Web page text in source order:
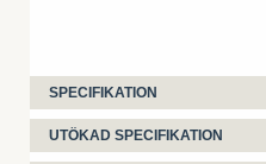
SPECIFIKATION
UTÖKAD SPECIFIKATION